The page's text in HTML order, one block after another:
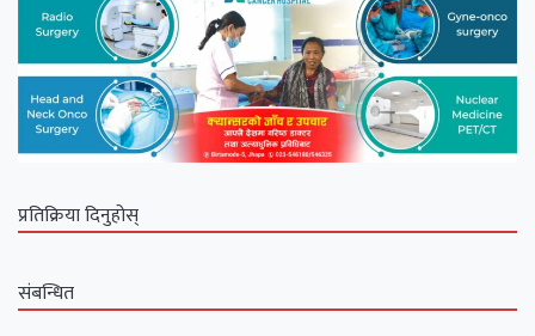
प्रतिक्रिया दिनुहोस्
संबन्धित